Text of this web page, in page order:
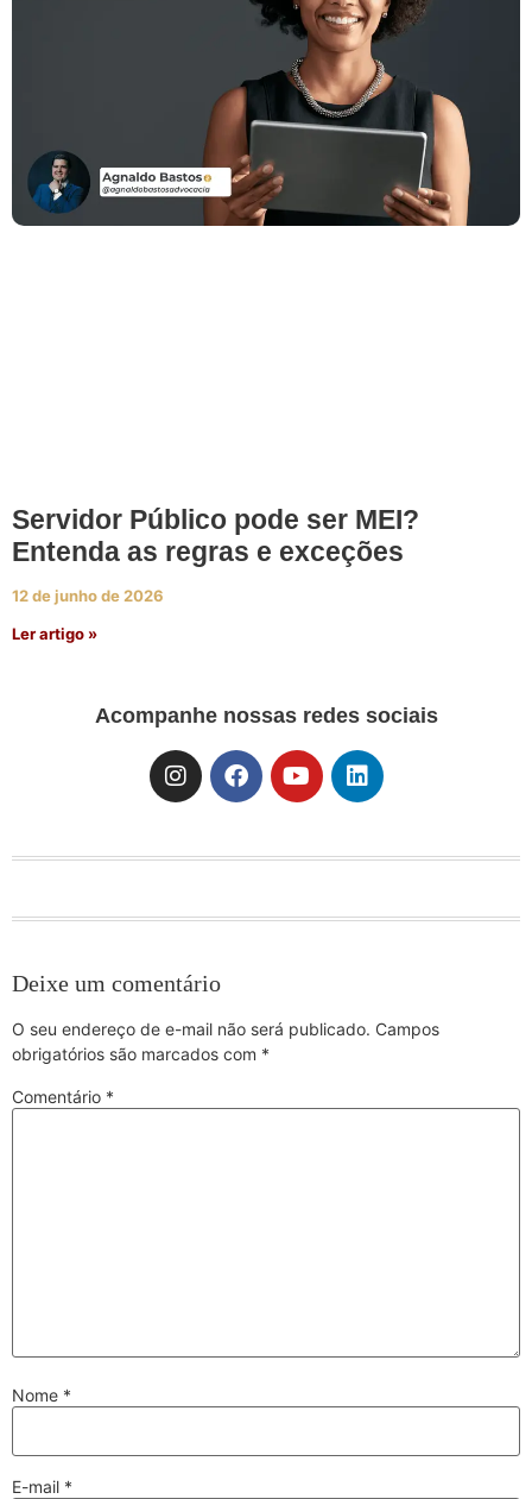
Servidor Público pode ser MEI?
Entenda as regras e exceções
12 de junho de 2026
Ler artigo »
Acompanhe nossas redes sociais
Deixe um comentário
O seu endereço de e-mail não será publicado. Campos
obrigatórios são marcados com *
Comentário *
Nome *
E-mail *